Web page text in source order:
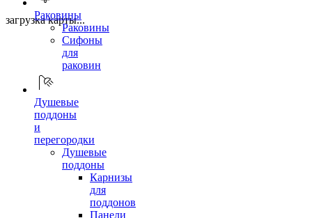
Раковины
Раковины
Сифоны
для
раковин
Душевые
поддоны
и
перегородки
Душевые
поддоны
Карнизы
для
поддонов
Панели
загрузка карты...